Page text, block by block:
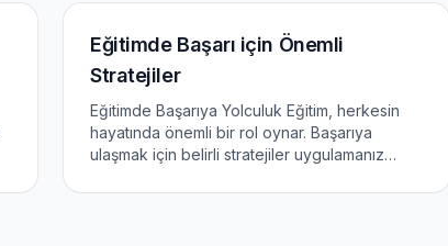
Eğitimde Başarı için Önemli
Stratejiler
Eğitimde Başarıya Yolculuk Eğitim, herkesin
hayatında önemli bir rol oynar. Başarıya
ulaşmak için belirli stratejiler uygulamanız
ulaşmanız için bazı önemli stratejileri